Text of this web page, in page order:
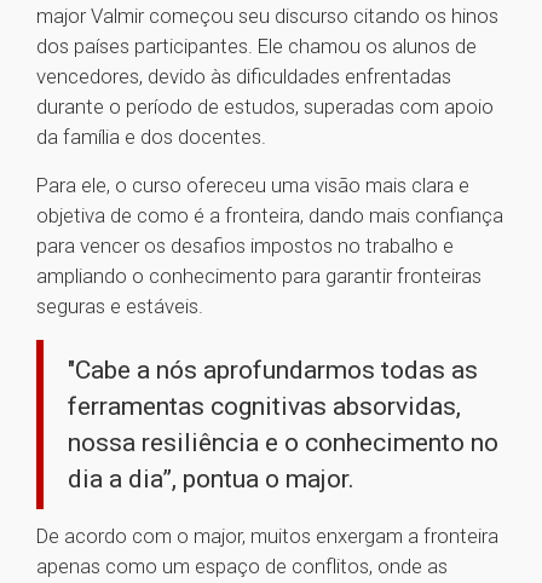
major Valmir começou seu discurso citando os hinos
dos países participantes. Ele chamou os alunos de
vencedores, devido às dificuldades enfrentadas
durante o período de estudos, superadas com apoio
da família e dos docentes.
Para ele, o curso ofereceu uma visão mais clara e
objetiva de como é a fronteira, dando mais confiança
para vencer os desafios impostos no trabalho e
ampliando o conhecimento para garantir fronteiras
seguras e estáveis.
"Cabe a nós aprofundarmos todas as
ferramentas cognitivas absorvidas,
nossa resiliência e o conhecimento no
dia a dia”, pontua o major.
De acordo com o major, muitos enxergam a fronteira
apenas como um espaço de conflitos, onde as